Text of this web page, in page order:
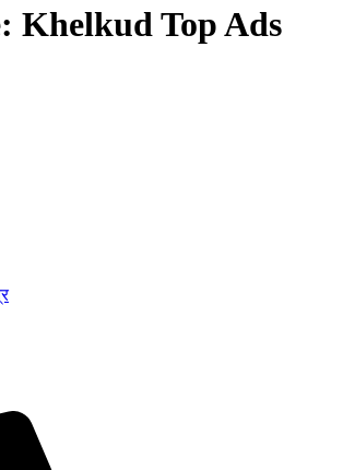
Khelkud Top Ads